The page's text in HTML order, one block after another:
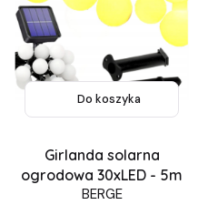
Do koszyka
Girlanda solarna
ogrodowa 30xLED - 5m
BERGE